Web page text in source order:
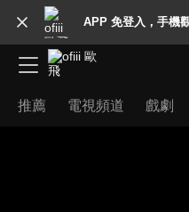
APP 免登入，手機
推薦 電視頻道 戲劇